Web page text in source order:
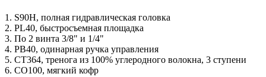
1. S90H, полная гидравлическая головка
2. PL40, быстросъемная площадка
3. По 2 винта 3/8" и 1/4"
4. PB40, одинарная ручка управления
5. CT364, тренога из 100% углеродного волокна, 3 ступени
6. CO100, мягкий кофр